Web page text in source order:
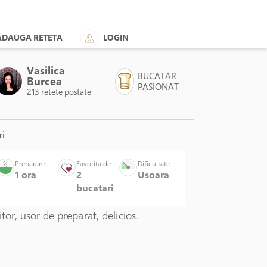
RETETA LOGIN
Vasilica
Burcea
213 retete postate
BUCATAR
PASIONAT
Preparare
1 ora
Favorita de
2
bucatari
Dificultate
Usoara
usor de preparat, delicios.